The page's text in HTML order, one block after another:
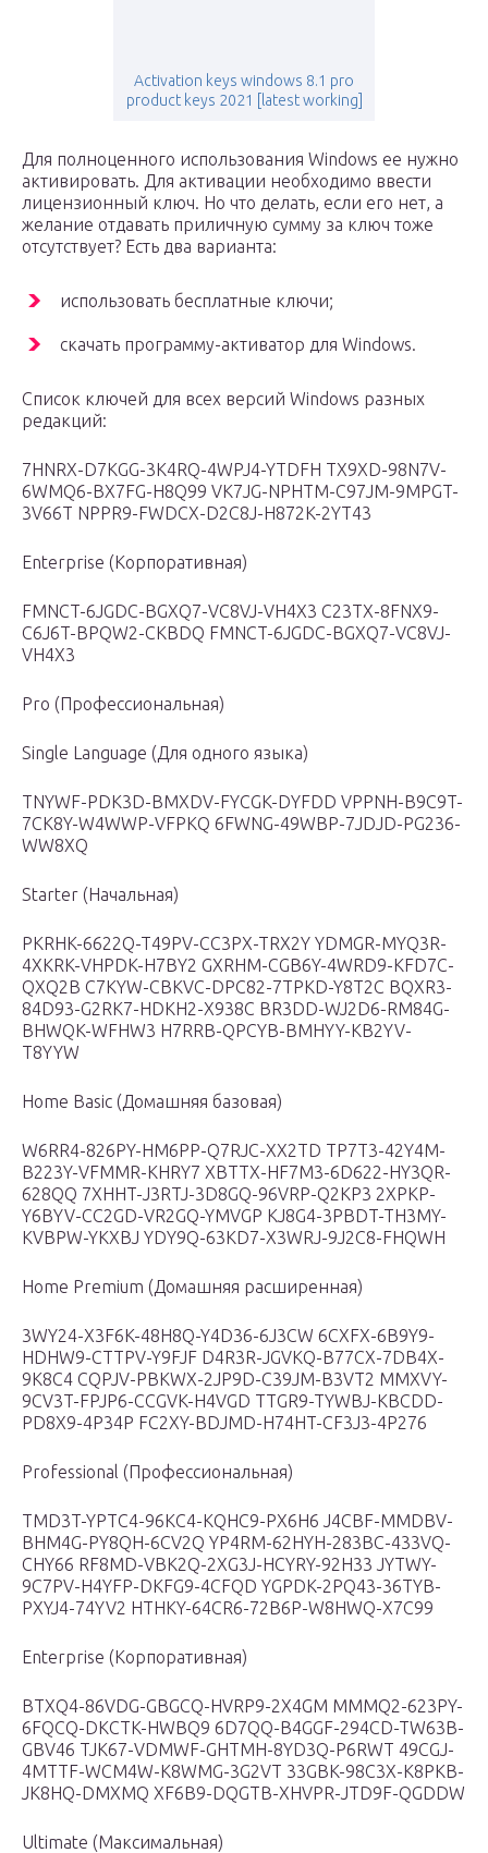
Activation keys windows 8.1 pro
product keys 2021 [latest working]
Для полноценного использования Windows ее нужно
активировать. Для активации необходимо ввести
лицензионный ключ. Но что делать, если его нет, а
желание отдавать приличную сумму за ключ тоже
отсутствует? Есть два варианта:
использовать бесплатные ключи;
скачать программу-активатор для Windows.
Список ключей для всех версий Windows разных
редакций:
7HNRX-D7KGG-3K4RQ-4WPJ4-YTDFH TX9XD-98N7V-
6WMQ6-BX7FG-H8Q99 VK7JG-NPHTM-C97JM-9MPGT-
3V66T NPPR9-FWDCX-D2C8J-H872K-2YT43
Enterprise (Корпоративная)
FMNCT-6JGDC-BGXQ7-VC8VJ-VH4X3 C23TX-8FNX9-
C6J6T-BPQW2-CKBDQ FMNCT-6JGDC-BGXQ7-VC8VJ-
VH4X3
Pro (Профессиональная)
Single Language (Для одного языка)
TNYWF-PDK3D-BMXDV-FYCGK-DYFDD VPPNH-B9C9T-
7CK8Y-W4WWP-VFPKQ 6FWNG-49WBP-7JDJD-PG236-
WW8XQ
Starter (Начальная)
PKRHK-6622Q-T49PV-CC3PX-TRX2Y YDMGR-MYQ3R-
4XKRK-VHPDK-H7BY2 GXRHM-CGB6Y-4WRD9-KFD7C-
QXQ2B C7KYW-CBKVC-DPC82-7TPKD-Y8T2C BQXR3-
84D93-G2RK7-HDKH2-X938C BR3DD-WJ2D6-RM84G-
BHWQK-WFHW3 H7RRB-QPCYB-BMHYY-KB2YV-
T8YYW
Home Basic (Домашняя базовая)
W6RR4-826PY-HM6PP-Q7RJC-XX2TD TP7T3-42Y4M-
B223Y-VFMMR-KHRY7 XBTTX-HF7M3-6D622-HY3QR-
628QQ 7XHHT-J3RTJ-3D8GQ-96VRP-Q2KP3 2XPKP-
Y6BYV-CC2GD-VR2GQ-YMVGP KJ8G4-3PBDT-TH3MY-
KVBPW-YKXBJ YDY9Q-63KD7-X3WRJ-9J2C8-FHQWH
Home Premium (Домашняя расширенная)
3WY24-X3F6K-48H8Q-Y4D36-6J3CW 6CXFX-6B9Y9-
HDHW9-CTTPV-Y9FJF D4R3R-JGVKQ-B77CX-7DB4X-
9K8C4 CQPJV-PBKWX-2JP9D-C39JM-B3VT2 MMXVY-
9CV3T-FPJP6-CCGVK-H4VGD TTGR9-TYWBJ-KBCDD-
PD8X9-4P34P FC2XY-BDJMD-H74HT-CF3J3-4P276
Professional (Профессиональная)
TMD3T-YPTC4-96KC4-KQHC9-PX6H6 J4CBF-MMDBV-
BHM4G-PY8QH-6CV2Q YP4RM-62HYH-283BC-433VQ-
CHY66 RF8MD-VBK2Q-2XG3J-HCYRY-92H33 JYTWY-
9C7PV-H4YFP-DKFG9-4CFQD YGPDK-2PQ43-36TYB-
PXYJ4-74YV2 HTHKY-64CR6-72B6P-W8HWQ-X7C99
Enterprise (Корпоративная)
BTXQ4-86VDG-GBGCQ-HVRP9-2X4GM MMMQ2-623PY-
6FQCQ-DKCTK-HWBQ9 6D7QQ-B4GGF-294CD-TW63B-
GBV46 TJK67-VDMWF-GHTMH-8YD3Q-P6RWT 49CGJ-
4MTTF-WCM4W-K8WMG-3G2VT 33GBK-98C3X-K8PKB-
JK8HQ-DMXMQ XF6B9-DQGTB-XHVPR-JTD9F-QGDDW
Ultimate (Максимальная)